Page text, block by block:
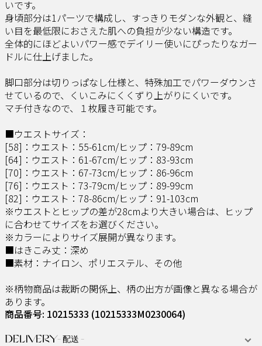
いです。
身頃部分は1パーツで構成し、すっきりモダンな外観と、縫
い目を最低限におさえた肌への負担が少ない構造です。
全体的にほどよいパワー感でデイリー使いにぴったりなガー
ドルに仕上げました。
脚口部分は切りっぱなし仕様と、特殊加工でパワーダウンさ
せているので、くいこみにくくずり上がりにくいです。
マチ付きなので、１枚履き可能です。
■ウエストサイズ：
[58]：ウエスト：55-61cm/ヒップ：79-89cm
[64]：ウエスト：61-67cm/ヒップ：83-93cm
[70]：ウエスト：67-73cm/ヒップ：86-96cm
[76]：ウエスト：73-79cm/ヒップ：89-99cm
[82]：ウエスト：78-86cm/ヒップ：91-103cm
※ウエストとヒップの差が28cmより大きい場合は、ヒップ
に合わせてサイズをお選びください。
※カラーによりサイズ展開が異なります。
■はきこみ丈：深め
■素材：ナイロン、ポリエステル、その他
※柄物商品は裁断の関係上、柄の出方が画像と異なる場合が
あります。
商品番号: 10215333 (10215333M0230064)
DELIVERY- 配送 -